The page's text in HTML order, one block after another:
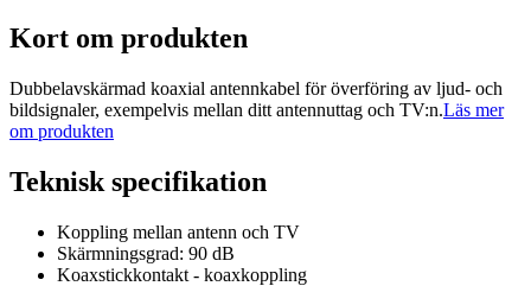
Kort om produkten
Dubbelavskärmad koaxial antennkabel för överföring av ljud- och
bildsignaler, exempelvis mellan ditt antennuttag och TV:n.Läs mer
om produkten
Teknisk specifikation
Koppling mellan antenn och TV
Skärmningsgrad: 90 dB
Koaxstickkontakt - koaxkoppling